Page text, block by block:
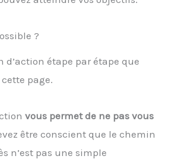
?
étape par étape que
page.
vous permet de ne pas vous
être conscient que le chemin
n’est pas une simple